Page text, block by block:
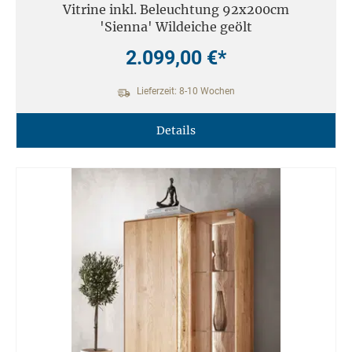
Vitrine inkl. Beleuchtung 92x200cm
'Sienna' Wildeiche geölt
2.099,00 €*
Lieferzeit: 8-10 Wochen
Details